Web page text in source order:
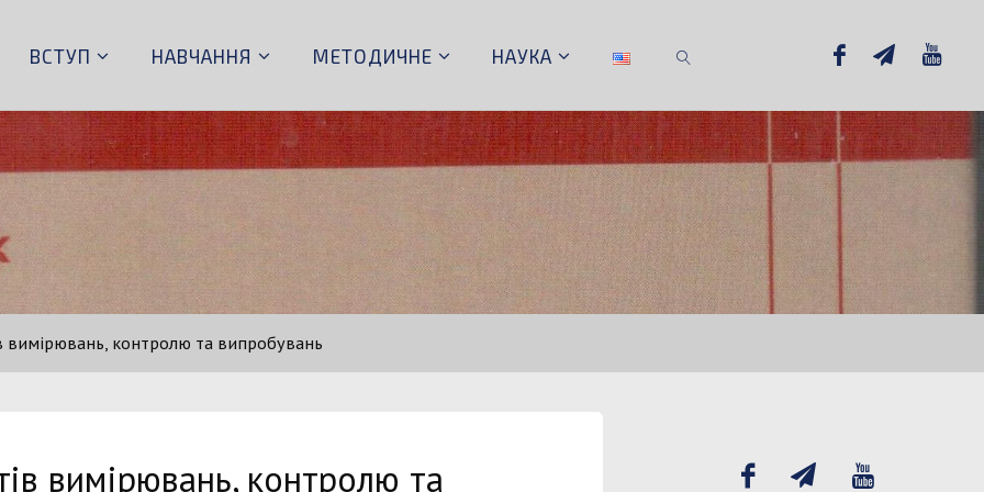
ВСТУП НАВЧАННЯ МЕТОДИЧНЕ НАУКА
SEARCH
вимірювань, контролю та випробувань
вимірювань, контролю та